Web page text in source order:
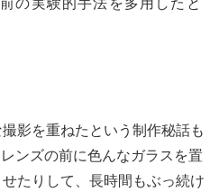
影を重ねたという制作秘話も
ンズの前に色んなガラスを置
たりして、長時間もぶっ続け